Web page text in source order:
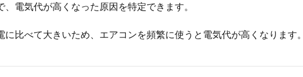
電気代が高くなった原因を特定できます。
比べて大きいため、エアコンを頻繁に使うと電気代が高くなります。